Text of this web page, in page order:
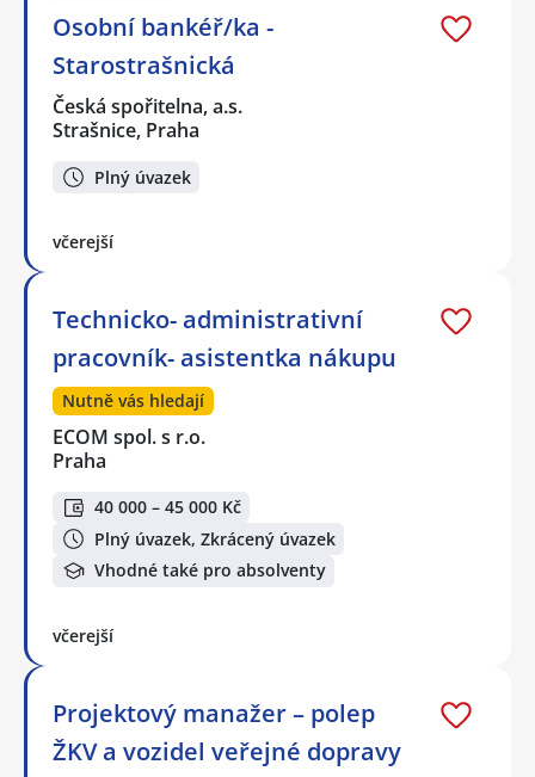
Osobní bankéř/ka -
Starostrašnická
Česká spořitelna, a.s.
Strašnice, Praha
Plný úvazek
včerejší
Technicko- administrativní
pracovník- asistentka nákupu
Nutně vás hledají
ECOM spol. s r.o.
Praha
40 000 – 45 000 Kč
Plný úvazek, Zkrácený úvazek
Vhodné také pro absolventy
včerejší
Projektový manažer – polep
ŽKV a vozidel veřejné dopravy